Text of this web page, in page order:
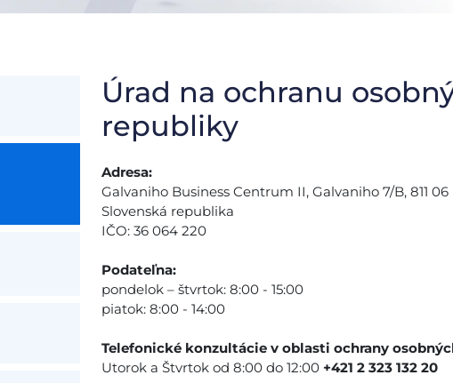
Úrad na ochranu
republiky
Adresa:
Galvaniho Business Centrum II, Galvaniho 7/B, 811 06
Slovenská republika
IČO: 36 064 220
Podateľna:
pondelok – štvrtok: 8:00 - 15:00
piatok: 8:00 - 14:00
Telefonické konzultácie v oblasti ochrany
Utorok a Štvrtok od 8:00 do 12:00 +421 2 323 132 20